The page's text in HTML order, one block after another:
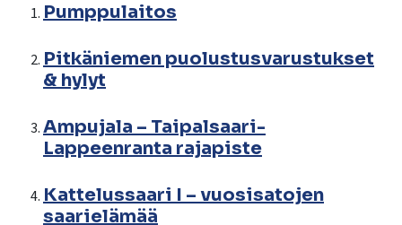
Pumppulaitos
Pitkäniemen puolustusvarustukset
& hylyt
Ampujala – Taipalsaari-
Lappeenranta rajapiste
Kattelussaari I – vuosisatojen
saarielämää